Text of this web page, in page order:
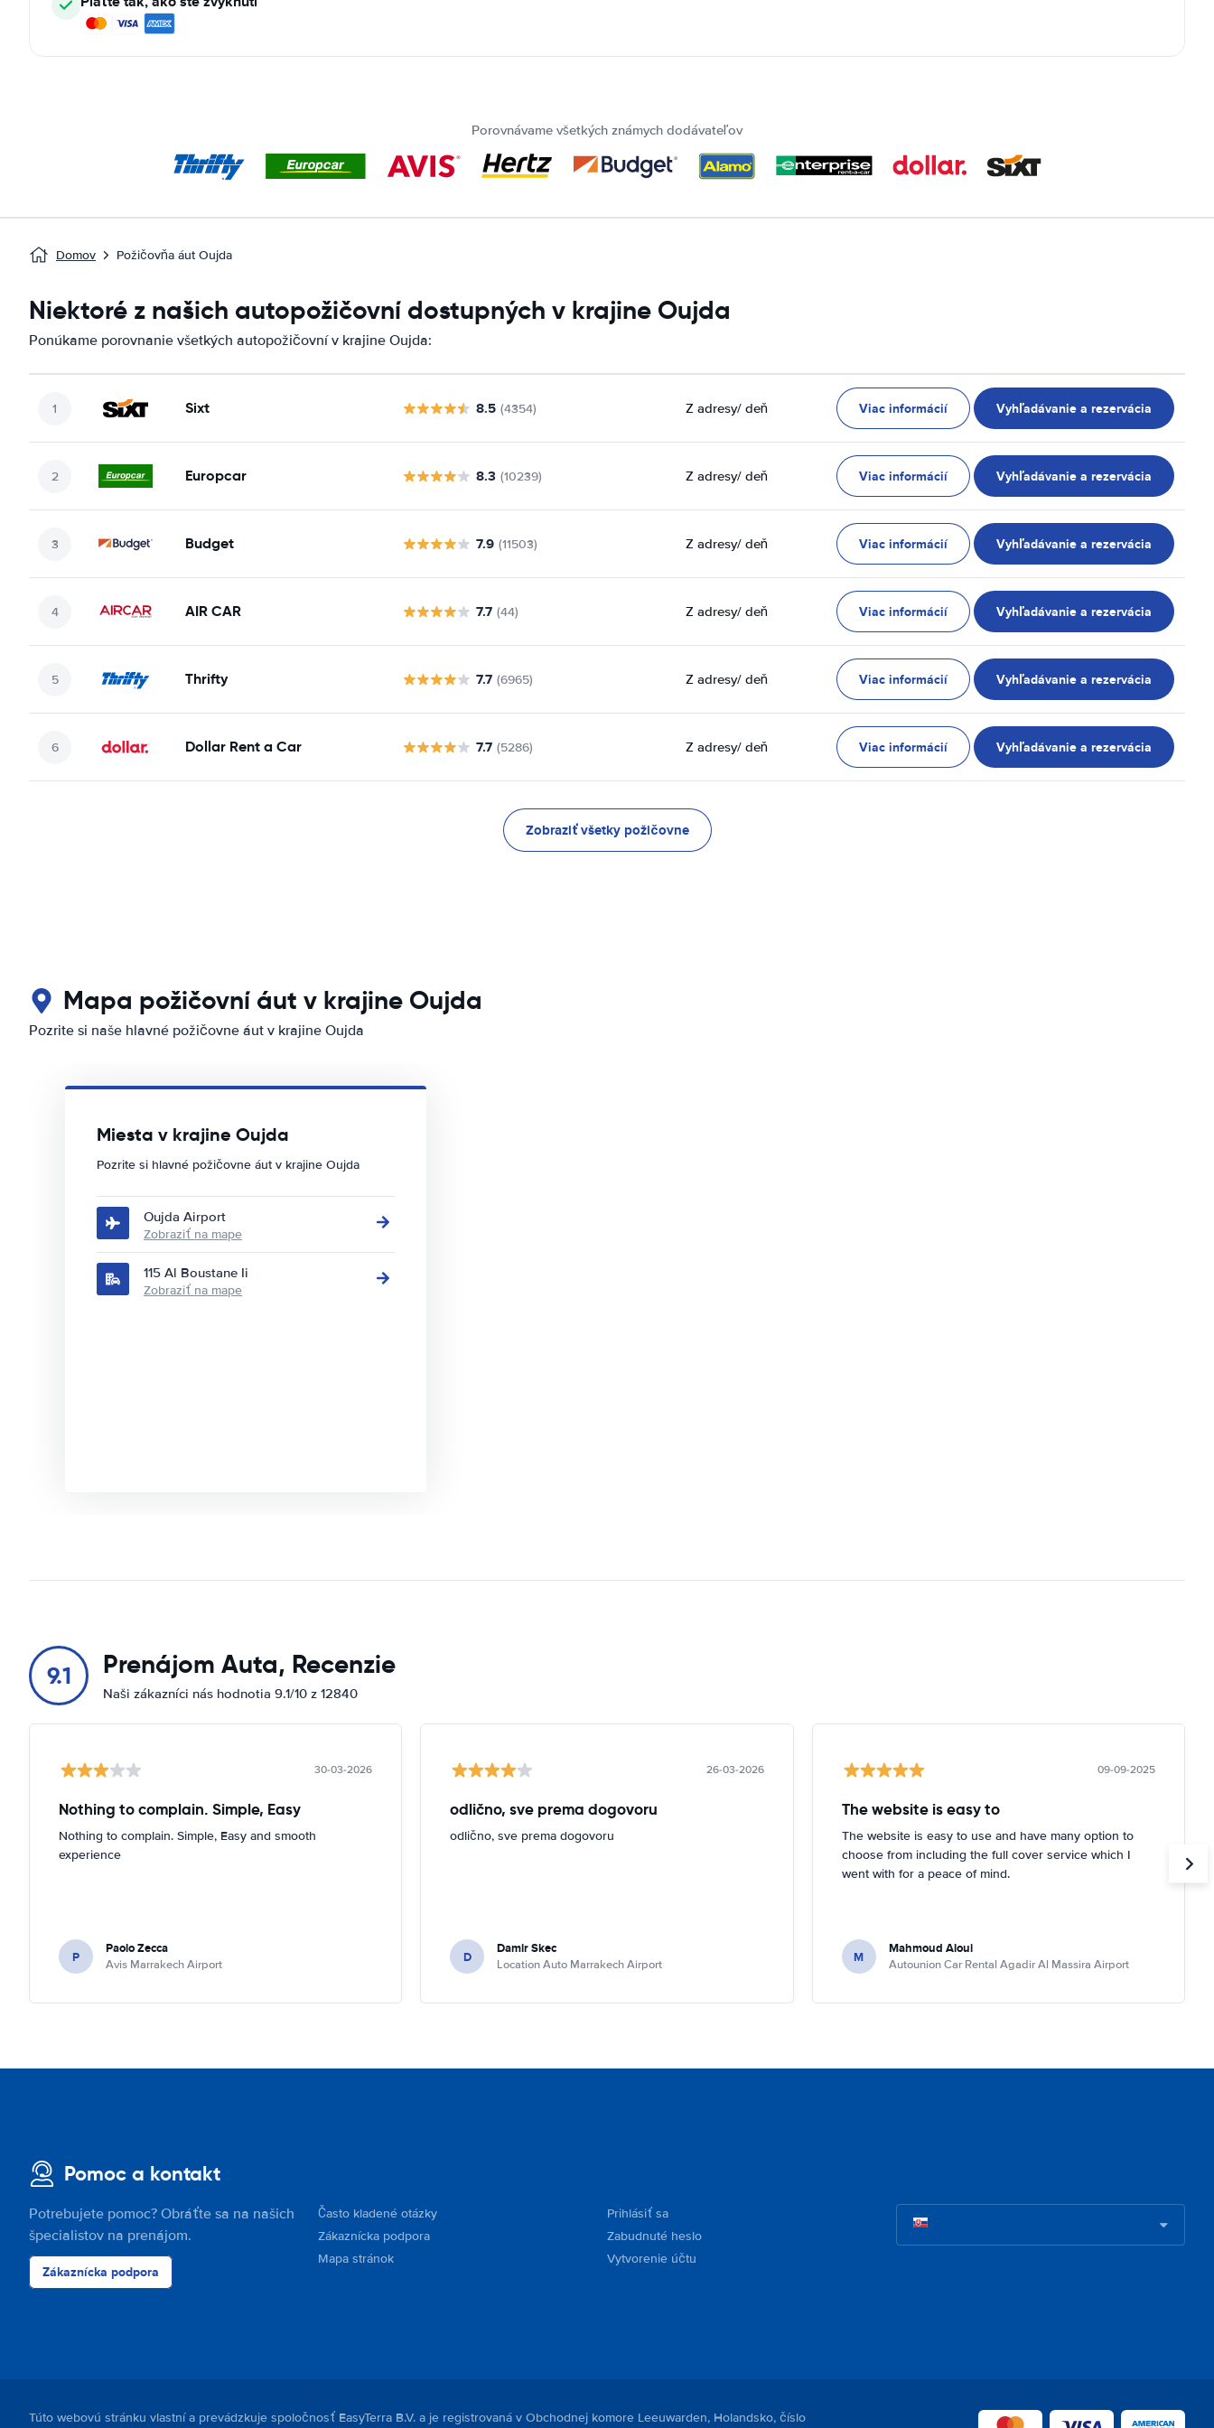
Porovnávame všetkých známych dodávateľov
Domov Požičovňa áut Oujda
Niektoré z našich autopožičovní dostupných v krajine Oujda
Ponúkame porovnanie všetkých autopožičovní v krajine Oujda:
Sixt 8.5 (4354) Z adresy/ deň Viac informácií Vyhľadávanie a rezervácia
Europcar 8.3 (10239) Z adresy/ deň Viac informácií Vyhľadávanie a rezervácia
Budget 7.9 (11503) Z adresy/ deň Viac informácií Vyhľadávanie a rezervácia
AIR CAR 7.7 (44) Z adresy/ deň Viac informácií Vyhľadávanie a rezervácia
Thrifty 7.7 (6965) Z adresy/ deň Viac informácií Vyhľadávanie a rezervácia
Dollar Rent a Car 7.7 (5286) Z adresy/ deň Viac informácií Vyhľadávanie a rezervácia
Zobraziť všetky požičovne
Mapa požičovní áut v krajine Oujda
Pozrite si naše hlavné požičovne áut v krajine Oujda
Miesta v krajine Oujda
Pozrite si hlavné požičovne áut v krajine Oujda
Oujda Airport
Zobraziť na mape
115 Al Boustane Ii
Zobraziť na mape
9.1 Prenájom Auta, Recenzie
Naši zákazníci nás hodnotia 9.1/10 z 12840
30-03-2026
Nothing to complain. Simple, Easy
Nothing to complain. Simple, Easy and smooth
experience
P Paolo Zecca
Avis Marrakech Airport
26-03-2026
odlično, sve prema dogovoru
odlično, sve prema dogovoru
D Damir Skec
Location Auto Marrakech Airport
09-09-2025
The website is easy to
The website is easy to use and have many option to
choose from including the full cover service which I
went with for a peace of mind.
M Mahmoud Aloui
Autounion Car Rental Agadir Al Massira Airport
Pomoc a kontakt
Potrebujete pomoc? Obráťte sa na našich
špecialistov na prenájom.
Zákaznícka podpora
Často kladené otázky
Zákaznícka podpora
Mapa stránok
Prihlásiť sa
Zabudnuté heslo
Vytvorenie účtu
Túto webovú stránku vlastní a prevádzkuje spoločnosť EasyTerra B.V. a je registrovaná v Obchodnej komore Leeuwarden, Holandsko, číslo